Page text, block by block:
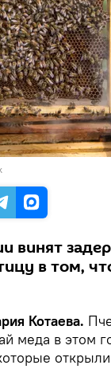
винят
в том,
Котаева.
меда в этом